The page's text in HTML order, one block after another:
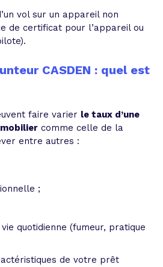
vol sur un appareil non
de certificat pour l’appareil ou
CASDEN : quel est
faire varier le taux d’une
comme celle de la
entre autres :
;
quotidienne (fumeur, pratique
de votre prêt